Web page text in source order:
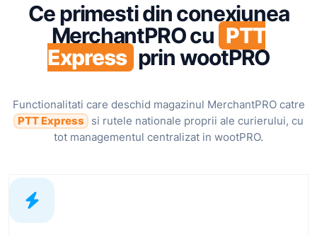
Ce primesti din conexiunea
MerchantPRO cu PTT
Express prin wootPRO
Functionalitati care deschid magazinul MerchantPRO catre
PTT Express
si rutele nationale proprii ale curierului, cu
tot managementul centralizat in wootPRO.